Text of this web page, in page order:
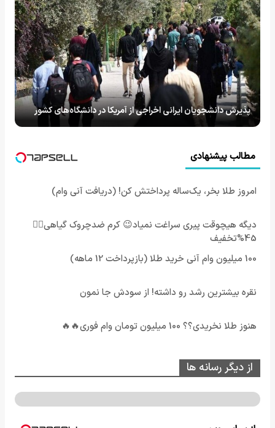
پذیرش دانشجویان ایرانی اخراجی از آمریکا در دانشگاه‌های کشور
مطالب پیشنهادی
امروز طلا بخر، یک‌ساله پرداختش کن! (دریافت آنی وام)
دیگه هیچوقت پیری سراغت نمیاد😉 کرم ضدچروک گیاهی👈🏻
45%تخفیف
100 میلیون وام آنی خرید طلا (بازپرداخت 12 ماهه)
نقره بیشترین رشد رو داشته! از سودش جا نمون
هنوز طلا نخریدی؟؟ 100 میلیون تومان وام فوری🔥🔥
از دیگر رسانه ها